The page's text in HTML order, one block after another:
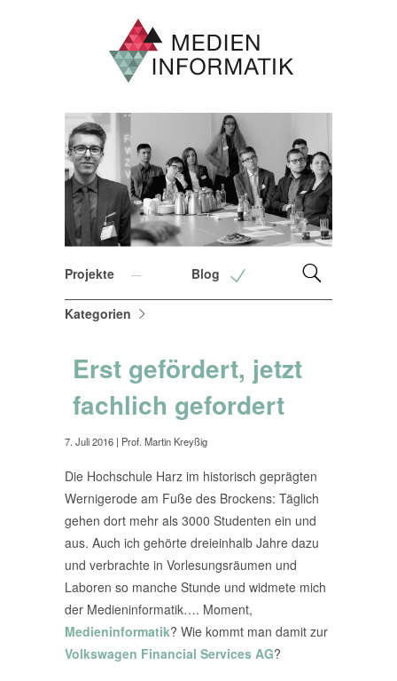
Projekte Blog
Kategorien
Erst gefördert, jetzt
fachlich gefordert
7. Juli 2016 | Prof. Martin Kreyßig
Die Hochschule Harz im historisch geprägten
Wernigerode am Fuße des Brockens: Täglich
gehen dort mehr als 3000 Studenten ein und
aus. Auch ich gehörte dreieinhalb Jahre dazu
und verbrachte in Vorlesungsräumen und
Laboren so manche Stunde und widmete mich
der Medieninformatik…. Moment,
Medieninformatik? Wie kommt man damit zur
Volkswagen Financial Services AG?